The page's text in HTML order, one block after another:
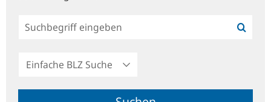
Einfache
Suche